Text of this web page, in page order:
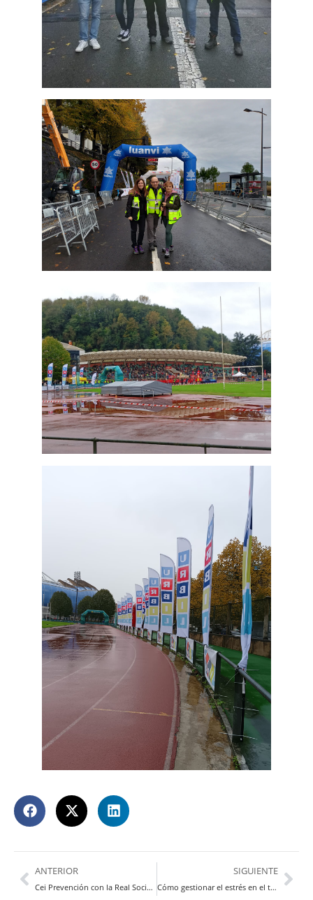
ANTERIOR
Cei Prevención con la Real Sociedad también en la temporada 2023-2024
SIGUIENTE
Cómo gestionar el estrés en el trabajo